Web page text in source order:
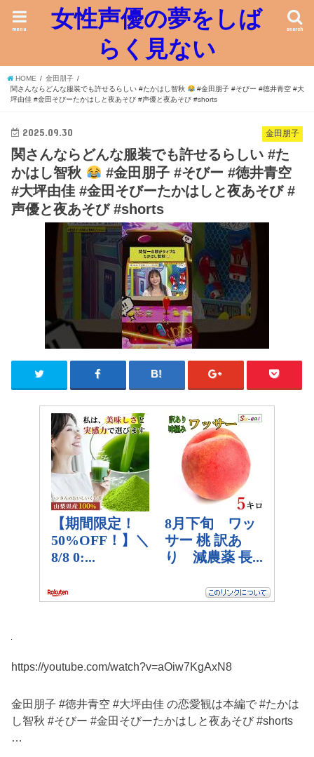
女性声優の夢をしば
らく見ない
search
menu
HOME
金田朋子
関さんならどんな服装でも許せるらしい #たかはし智秋
#金田朋子 #そびー #徳井青空 #大
坪由佳 #金田そびーたかはしと夜あそび #声優と夜あそび #shorts
金田朋子
2025.09.30
関さんならどんな服装でも許せるらしい #た
かはし智秋
#金田朋子 #そびー #徳井青空
#大坪由佳 #金田そびーたかはしと夜あそび #
声優と夜あそび #shorts
https://youtube.com/watch?v=aOiw7KgAxN8
金田朋子 #徳井青空 #大坪由佳 の恋愛観は本編で #たかは
し智秋 #そびー #金田そびーたかはしと夜あそび #shorts